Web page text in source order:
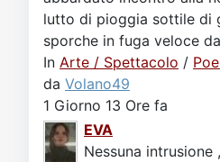
lutto di pioggia sottile di
sporche in fuga veloce
In Arte / Spettacolo /
da Volano49
1 Giorno 13 Ore fa
EVA
Nessuna intrusione